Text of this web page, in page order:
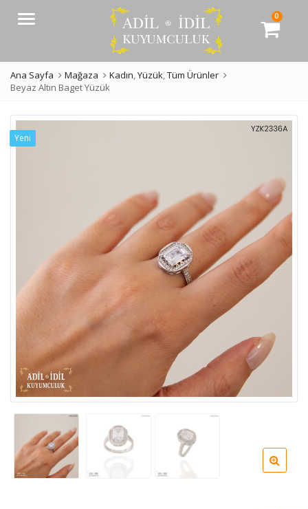
Menü 0
Ana Sayfa Mağaza Kadın,Yüzük,Tüm Ürünler
Beyaz Altın Baget Yüzük
Yeni